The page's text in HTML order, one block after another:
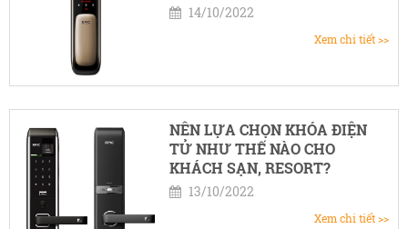
14/10/2022
Xem chi tiết >>
NÊN LỰA CHỌN KHÓA ĐIỆN
TỬ NHƯ THẾ NÀO CHO
KHÁCH SẠN, RESORT?
13/10/2022
Xem chi tiết >>